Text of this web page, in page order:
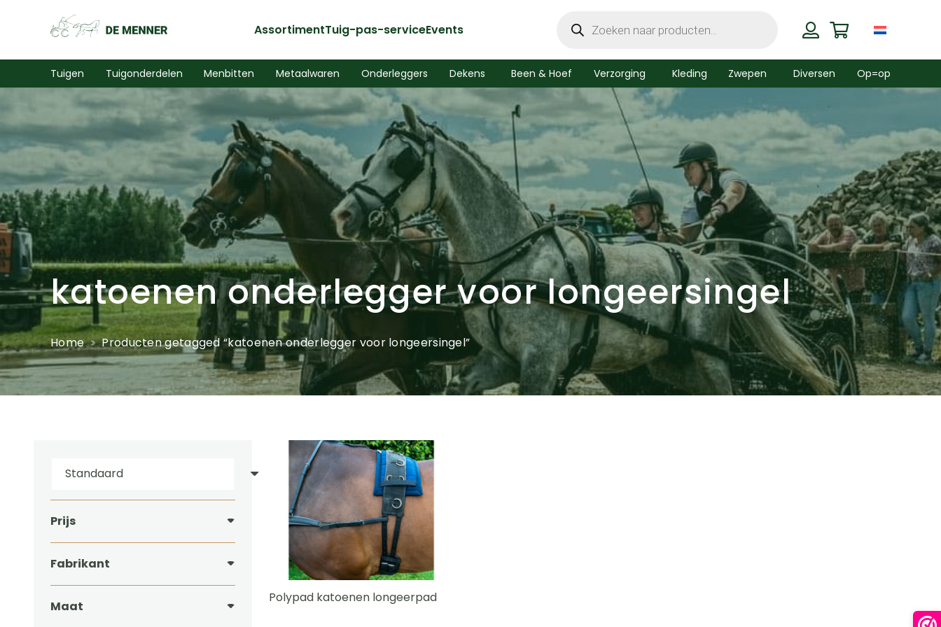
AssortimentTuig-pas-serviceEvents zoeken
Tuigen Tuigonderdelen Menbitten Metaalwaren Onderleggers Dekens Been & Hoef Verzorging Kleding Zwepen Diversen Op=op
katoenen onderlegger voor longeersingel
Home Producten getagged “katoenen onderlegger voor longeersingel”
Prijs
Fabrikant
Maat
Polypad katoenen longeerpad